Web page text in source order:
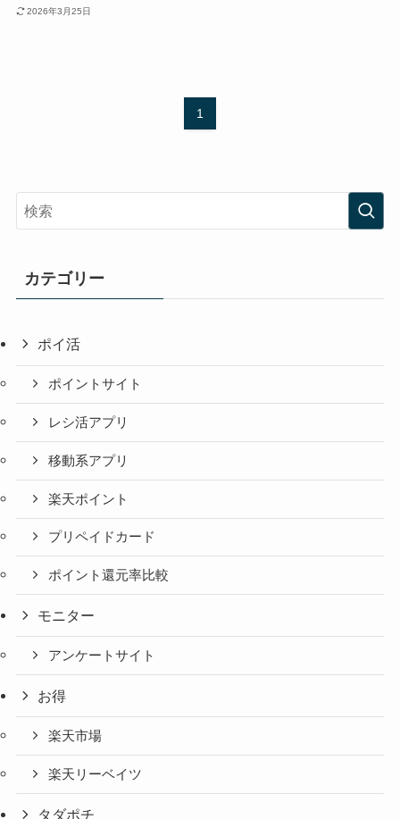
2026年3月25日
1
カテゴリー
ポイ活
ポイントサイト
レシ活アプリ
移動系アプリ
楽天ポイント
プリペイドカード
ポイント還元率比較
モニター
アンケートサイト
お得
楽天市場
楽天リーベイツ
タダポチ